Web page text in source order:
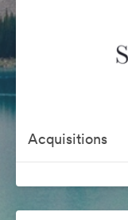
Acquisitions